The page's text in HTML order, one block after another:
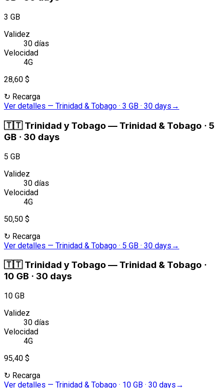
3 GB
Validez
30 días
Velocidad
4G
28,60 $
↻ Recarga
Ver detalles — Trinidad & Tobago · 3 GB · 30 days →
🇹🇹 Trinidad y Tobago — Trinidad & Tobago · 5
GB · 30 days
5 GB
Validez
30 días
Velocidad
4G
50,50 $
↻ Recarga
Ver detalles — Trinidad & Tobago · 5 GB · 30 days →
🇹🇹 Trinidad y Tobago — Trinidad & Tobago ·
10 GB · 30 days
10 GB
Validez
30 días
Velocidad
4G
95,40 $
↻ Recarga
Ver detalles — Trinidad & Tobago · 10 GB · 30 days →